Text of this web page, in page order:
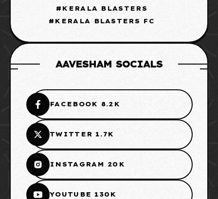
KERALA BLASTERS
KERALA BLASTERS FC
AAVESHAM SOCIALS
FACEBOOK 8.2K
TWITTER 1.7K
INSTAGRAM 20K
YOUTUBE 130K